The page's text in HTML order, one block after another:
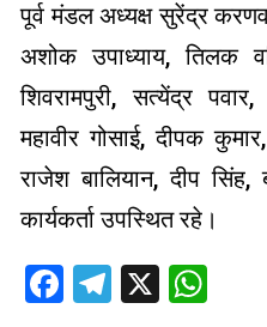
पूर्व मंडल अध्यक्ष सुरेंद्र
अशोक उपाध्याय, तिलक
शिवरामपुरी, सत्येंद्र
महावीर गोसाई, दीपक
राजेश बालियान, दीप सिंह,
कार्यकर्ता उपस्थित रहे।
Facebook
Telegram
X